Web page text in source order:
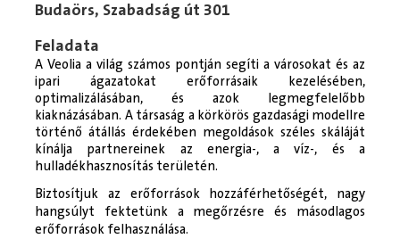
Budaörs, Szabadság út 301
Feladata
A Veolia a világ számos pontján segíti a városokat és az
ipari ágazatokat erőforrásaik kezelésében,
optimalizálásában, és azok legmegfelelőbb
kiaknázásában. A társaság a körkörös gazdasági modellre
történő átállás érdekében megoldások széles skáláját
kínálja partnereinek az energia-, a víz-, és a
hulladékhasznosítás területén.
Biztosítjuk az erőforrások hozzáférhetőségét, nagy
hangsúlyt fektetünk a megőrzésre és másodlagos
erőforrások felhasználása.